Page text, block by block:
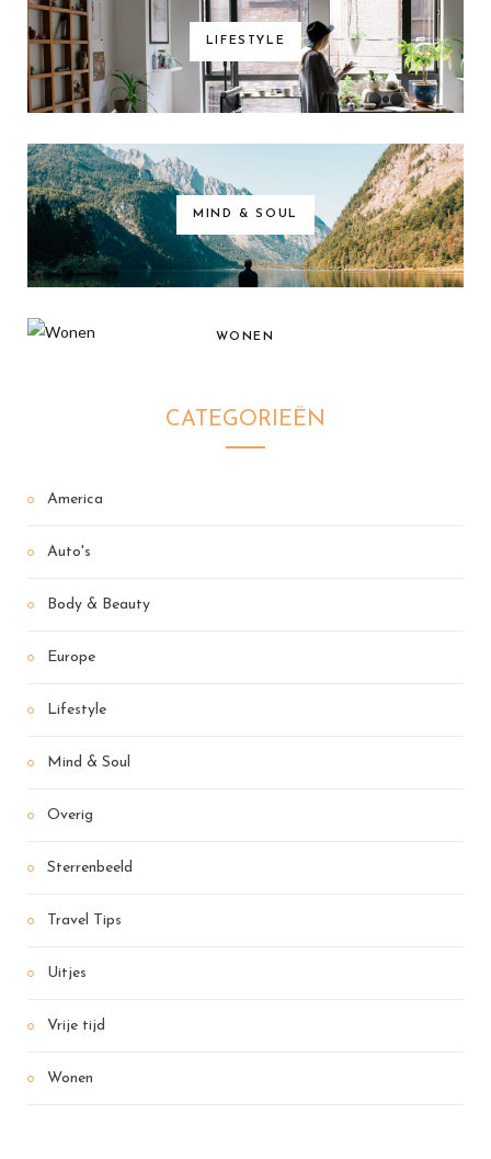
LIFESTYLE
MIND & SOUL
WONEN
CATEGORIEËN
America
Auto's
Body & Beauty
Europe
Lifestyle
Mind & Soul
Overig
Sterrenbeeld
Travel Tips
Uitjes
Vrije tijd
Wonen